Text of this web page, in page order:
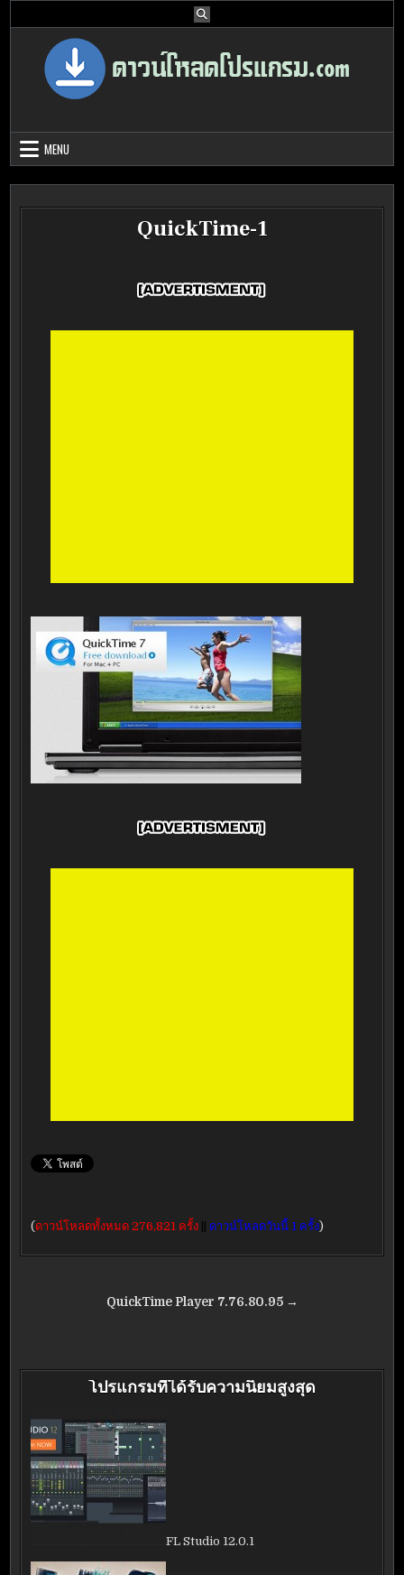
โปรแกรมฟรี
MENU
QuickTime-1
(ดาวน์โหลดทั้งหมด 276,821 ครั้ง ดาวน์โหลดวันนี้ 1 ครั้ง)
แนะแนวQuickTime Player 7.76.80.95 →
โปรแกรมที่ได้รับความนิยมสูงสุด
FL Studio 12.0.1